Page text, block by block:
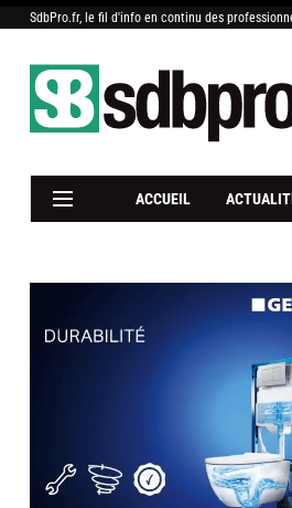
SdbPro.fr, le fil d'info en continu des
ACCUEIL